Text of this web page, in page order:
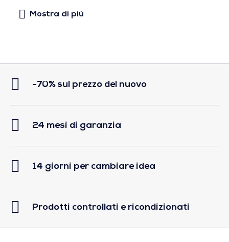
-70% sul prezzo del nuovo
24 mesi di garanzia
14 giorni per cambiare idea
Prodotti controllati e ricondizionati